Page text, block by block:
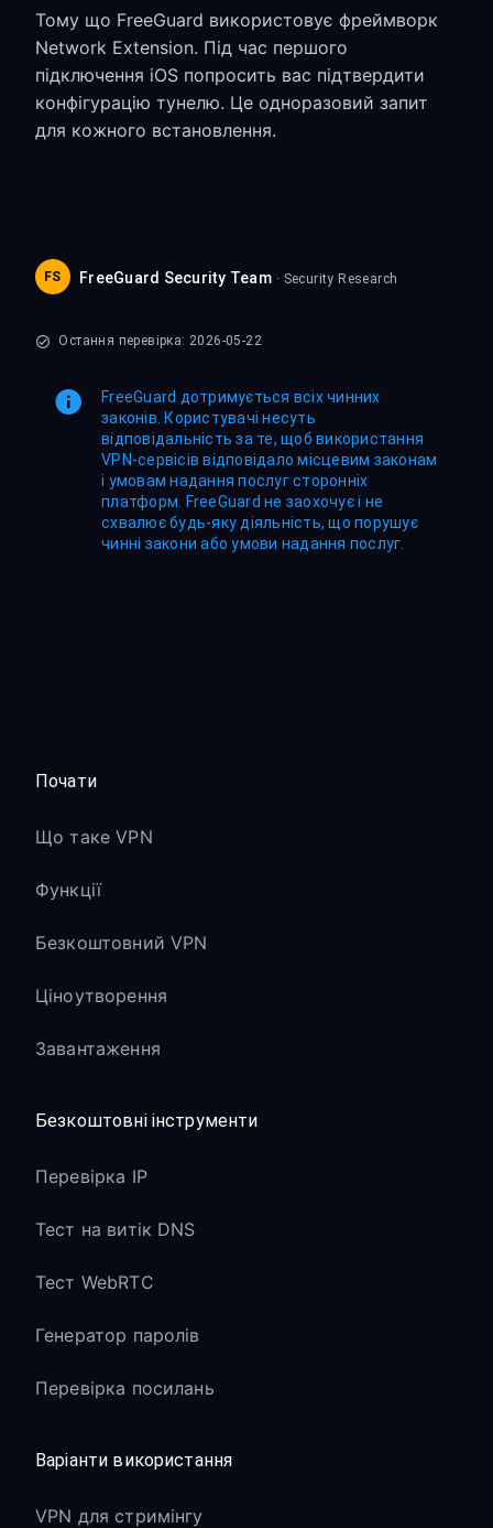
Тому що FreeGuard використовує фреймворк
Network Extension. Під час першого
підключення iOS попросить вас підтвердити
конфігурацію тунелю. Це одноразовий запит
для кожного встановлення.
FS FreeGuard Security Team · Security Research
Остання перевірка: 2026-05-22
FreeGuard дотримується всіх чинних
законів. Користувачі несуть
відповідальність за те, щоб використання
VPN-сервісів відповідало місцевим законам
і умовам надання послуг сторонніх
платформ. FreeGuard не заохочує і не
схвалює будь-яку діяльність, що порушує
чинні закони або умови надання послуг.
Почати
Що таке VPN
Функції
Безкоштовний VPN
Ціноутворення
Завантаження
Безкоштовні інструменти
Перевірка IP
Тест на витік DNS
Тест WebRTC
Генератор паролів
Перевірка посилань
Варіанти використання
VPN для стримінгу